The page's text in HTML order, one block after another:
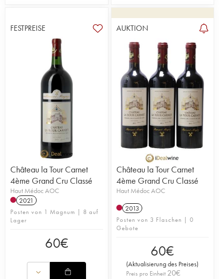
FESTPREISE
Château la Tour Carnet
4ème Grand Cru Classé
Haut Médoc AOC
2021
Posten von 1 Magnum | 8 auf
Lager
60€
AUKTION
Château la Tour Carnet
4ème Grand Cru Classé
Haut Médoc AOC
2013
Posten von 3 Flaschen | 0
Gebote
60€
(Aktualisierung des Preises)
Preis pro Einheit 20€